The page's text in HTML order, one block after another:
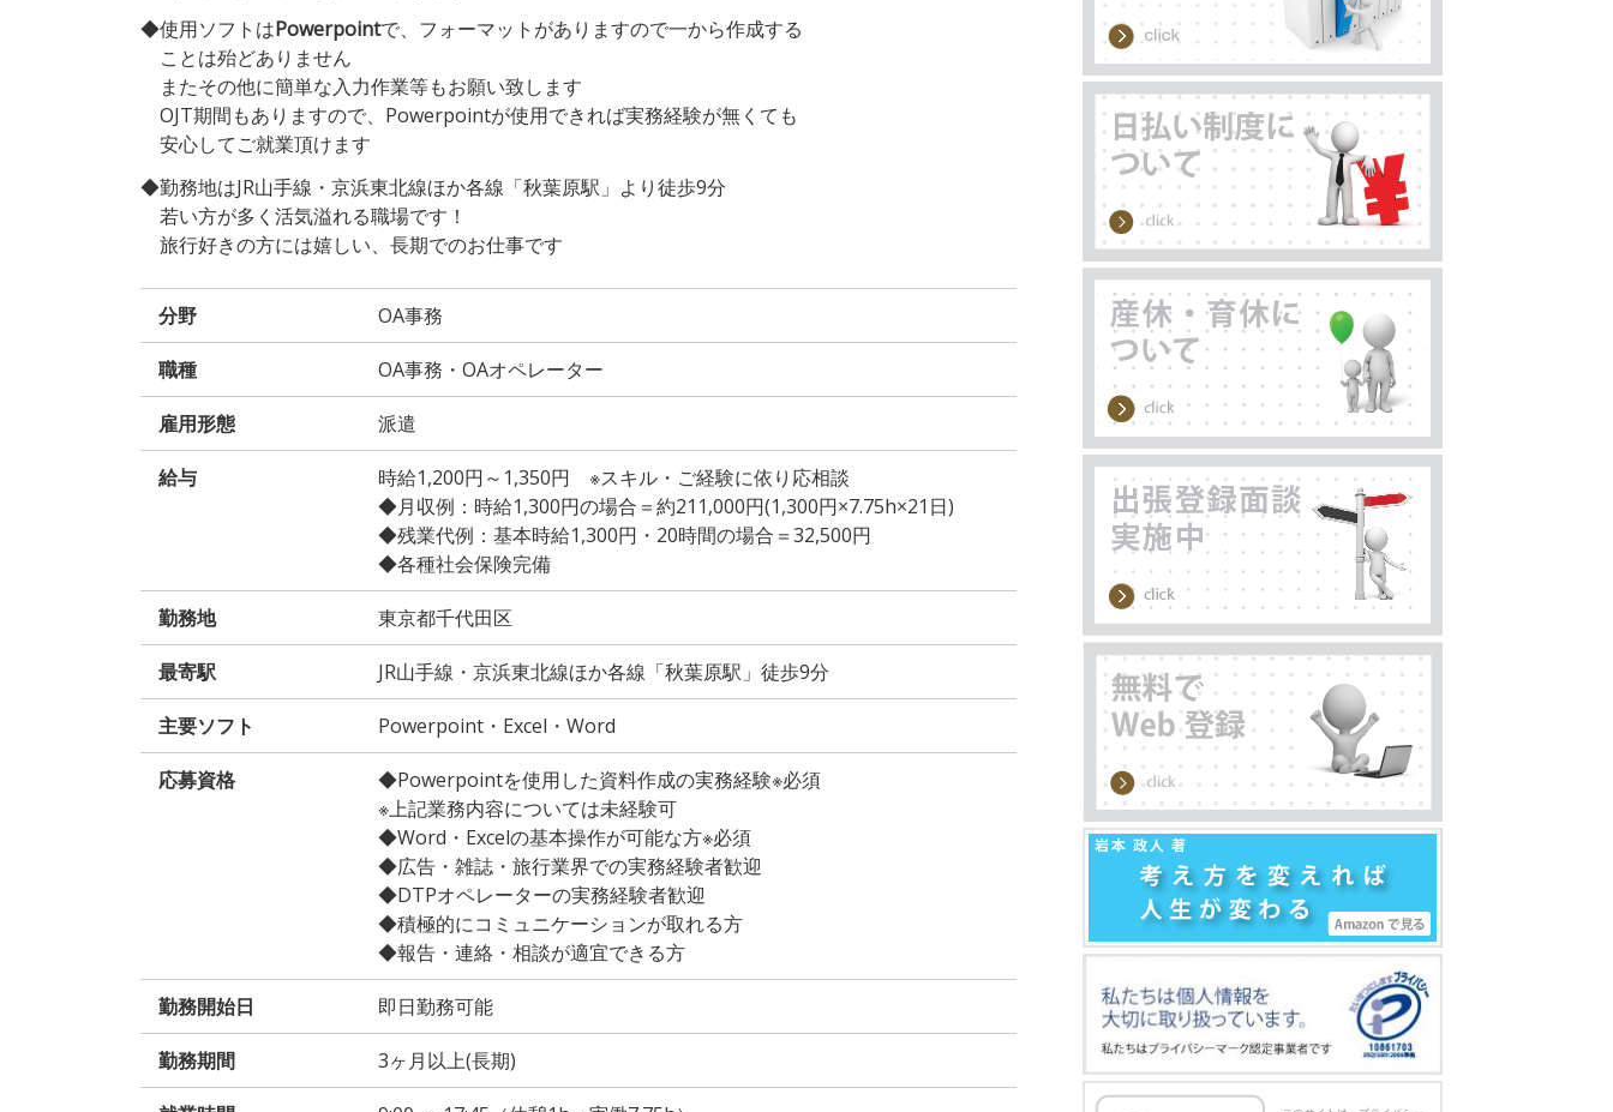
◆使用ソフトはPowerpointで、フォーマットがありますので一から作成する
ことは殆どありません
またその他に簡単な入力作業等もお願い致します
OJT期間もありますので、Powerpointが使用できれば実務経験が無くても
安心してご就業頂けます
◆勤務地はJR山手線・京浜東北線ほか各線「秋葉原駅」より徒歩9分
若い方が多く活気溢れる職場です！
旅行好きの方には嬉しい、長期でのお仕事です
分野 OA事務
職種 OA事務・OAオペレーター
雇用形態 派遣
給与
時給1,200円～1,350円 ※スキル・ご経験に依り応相談
◆月収例：時給1,300円の場合＝約211,000円(1,300円×7.75h×21日)
◆残業代例：基本時給1,300円・20時間の場合＝32,500円
◆各種社会保険完備
勤務地 東京都千代田区
最寄駅 JR山手線・京浜東北線ほか各線「秋葉原駅」徒歩9分
主要ソフト Powerpoint・Excel・Word
応募資格
◆Powerpointを使用した資料作成の実務経験※必須
※上記業務内容については未経験可
◆Word・Excelの基本操作が可能な方※必須
◆広告・雑誌・旅行業界での実務経験者歓迎
◆DTPオペレーターの実務経験者歓迎
◆積極的にコミュニケーションが取れる方
◆報告・連絡・相談が適宜できる方
勤務開始日 即日勤務可能
勤務期間 3ヶ月以上(長期)